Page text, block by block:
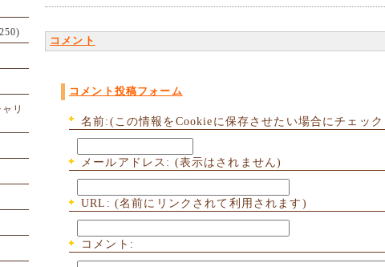
リ
コメント
コメント投稿フォーム
名前:(この情報をCookieに保存させたい場合にチェック
メールアドレス: (表示はされません)
URL: (名前にリンクされて利用されます)
コメント: